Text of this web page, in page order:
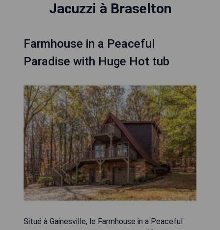
Jacuzzi à Braselton
Farmhouse in a Peaceful
Paradise with Huge Hot tub
Situé à Gainesville, le Farmhouse in a Peaceful